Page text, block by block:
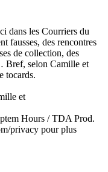
dans les Courriers du
fausses, des rencontres
de collection, des
Bref, selon Camille et
tocards.
et
Hours / TDA Prod.
privacy pour plus